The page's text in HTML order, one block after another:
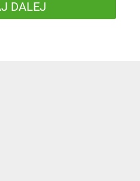
DALEJ